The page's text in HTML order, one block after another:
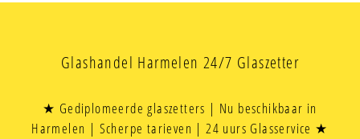
Glashandel Harmelen 24/7 Glaszetter
★ Gediplomeerde glaszetters | Nu beschikbaar in
Harmelen | Scherpe tarieven | 24 uurs Glasservice ★